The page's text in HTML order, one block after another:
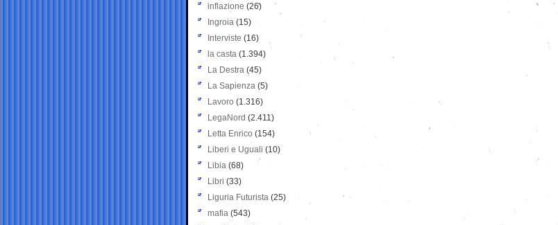
inflazione (26)
Ingroia (15)
Interviste (16)
la casta (1.394)
La Destra (45)
La Sapienza (5)
Lavoro (1.316)
LegaNord (2.411)
Letta Enrico (154)
Liberi e Uguali (10)
Libia (68)
Libri (33)
Liguria Futurista (25)
mafia (543)